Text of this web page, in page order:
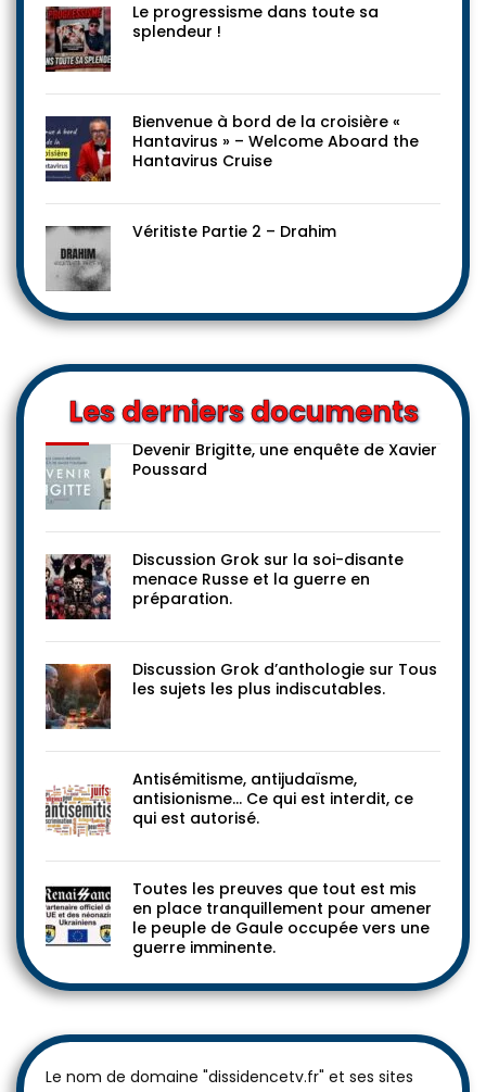
Le progressisme dans toute sa
splendeur !
Bienvenue à bord de la croisière «
Hantavirus » – Welcome Aboard the
Hantavirus Cruise
Véritiste Partie 2 – Drahim
Les derniers documents
Devenir Brigitte, une enquête de Xavier
Poussard
Discussion Grok sur la soi-disante
menace Russe et la guerre en
préparation.
Discussion Grok d’anthologie sur Tous
les sujets les plus indiscutables.
Antisémitisme, antijudaïsme,
antisionisme… Ce qui est interdit, ce
qui est autorisé.
Toutes les preuves que tout est mis
en place tranquillement pour amener
le peuple de Gaule occupée vers une
guerre imminente.
Le nom de domaine "dissidencetv.fr" et ses sites